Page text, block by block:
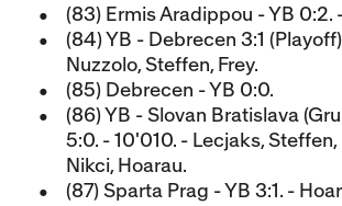
(83) Ermis Aradippou - YB 0:2.
(84) YB - Debrecen 3:1
Nuzzolo, Steffen, Frey.
(85) Debrecen - YB 0:0.
(86) YB - Slovan Bratislava
5:0. - 10'010. - Lecjaks, Steffen,
Nikci, Hoarau.
(87) Sparta Prag - YB 3:1. -